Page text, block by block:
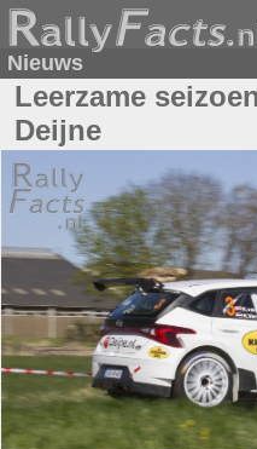
Nieuws
Leerzame
Deijne